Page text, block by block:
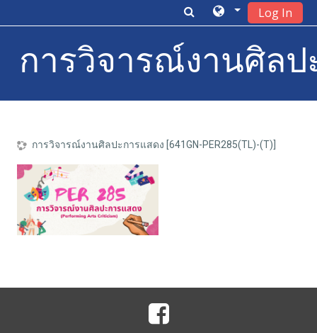
Log In
การวิจารณ์งานศิลปะ
การวิจารณ์งานศิลปะการแสดง [641GN-PER285(TL)-(T)]